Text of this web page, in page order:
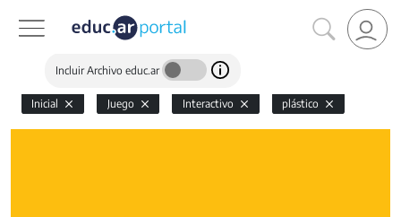
Incluir Archivo educ.ar
Inicial Juego Interactivo plástico